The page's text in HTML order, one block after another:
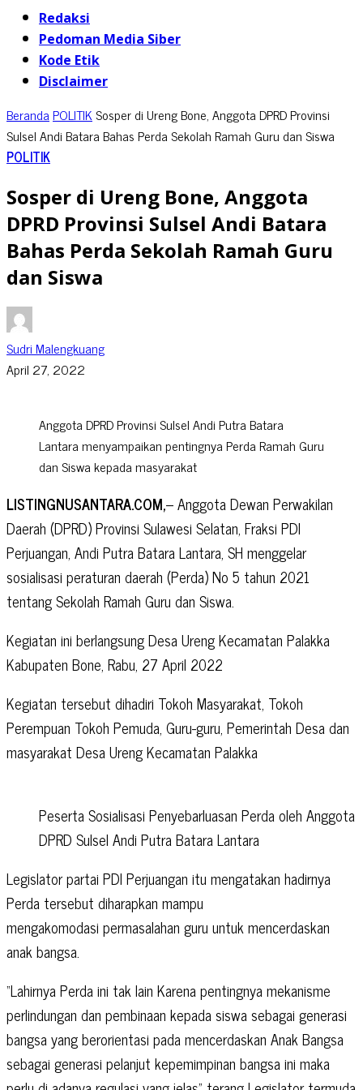
Redaksi
Pedoman Media Siber
Kode Etik
Disclaimer
BerandaPOLITIKSosper di Ureng Bone, Anggota DPRD Provinsi
Sulsel Andi Batara Bahas Perda Sekolah Ramah Guru dan Siswa
POLITIK
Sosper di Ureng Bone, Anggota
DPRD Provinsi Sulsel Andi Batara
Bahas Perda Sekolah Ramah Guru
dan Siswa
Sudri Malengkuang
April 27, 2022
Anggota DPRD Provinsi Sulsel Andi Putra Batara
Lantara menyampaikan pentingnya Perda Ramah Guru
dan Siswa kepada masyarakat
LISTINGNUSANTARA.COM,– Anggota Dewan Perwakilan
Daerah (DPRD) Provinsi Sulawesi Selatan, Fraksi PDI
Perjuangan, Andi Putra Batara Lantara, SH menggelar
sosialisasi peraturan daerah (Perda) No 5 tahun 2021
tentang Sekolah Ramah Guru dan Siswa.
Kegiatan ini berlangsung Desa Ureng Kecamatan Palakka
Kabupaten Bone, Rabu, 27 April 2022
Kegiatan tersebut dihadiri Tokoh Masyarakat, Tokoh
Perempuan Tokoh Pemuda, Guru-guru, Pemerintah Desa dan
masyarakat Desa Ureng Kecamatan Palakka
Peserta Sosialisasi Penyebarluasan Perda oleh Anggota
DPRD Sulsel Andi Putra Batara Lantara
Legislator partai PDI Perjuangan itu mengatakan hadirnya
Perda tersebut diharapkan mampu
mengakomodasi permasalahan guru untuk mencerdaskan
anak bangsa.
“Lahirnya Perda ini tak lain Karena pentingnya mekanisme
perlindungan dan pembinaan kepada siswa sebagai generasi
bangsa yang berorientasi pada mencerdaskan Anak Bangsa
sebagai generasi pelanjut kepemimpinan bangsa ini maka